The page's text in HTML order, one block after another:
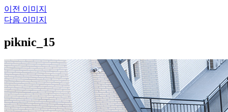
이전 이미지
다음 이미지
piknic_15